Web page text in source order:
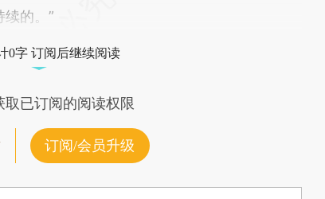
的。”
0字 订阅后继续阅读
已订阅的阅读权限
订阅/会员升级